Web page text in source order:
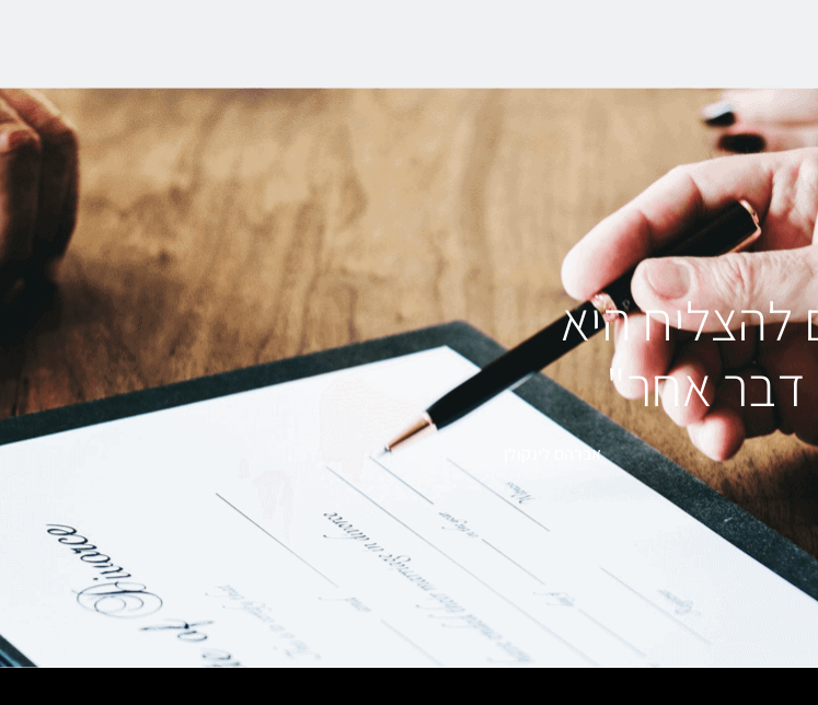
היא
דבר אחר"
אברהם לינקולן